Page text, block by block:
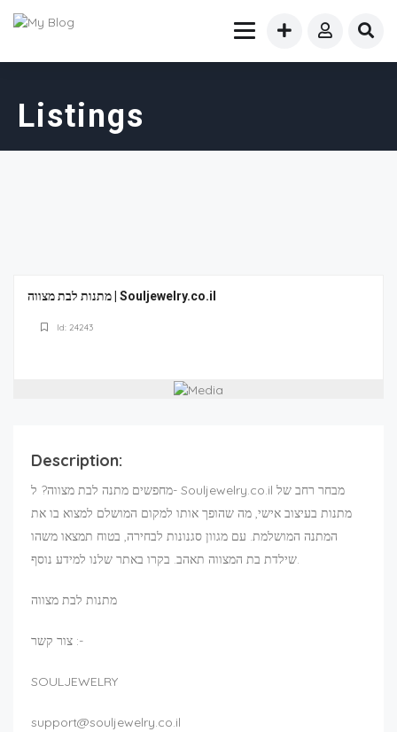
Listings
מתנות לבת מצווה | Souljewelry.co.il
Id: 24243
Description:
מחפשים מתנה לבת מצווה? ל- Souljewelry.co.il מבחר רחב של
מתנות בעיצוב אישי, מה שהופך אותו למקום המושלם למצוא בו את
המתנה המושלמת. עם מגוון סגנונות לבחירה, בטוח תמצאו משהו
שילדת בת המצווה תאהב. בקרו באתר שלנו למידע נוסף.
מתנות לבת מצווה
צור קשר :-
SOULJEWELRY
support@souljewelry.co.il